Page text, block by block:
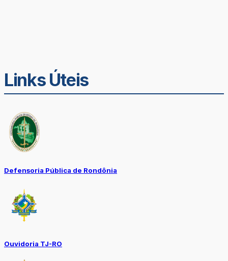
Links Úteis
Defensoria Pública de Rondônia
Ouvidoria TJ-RO